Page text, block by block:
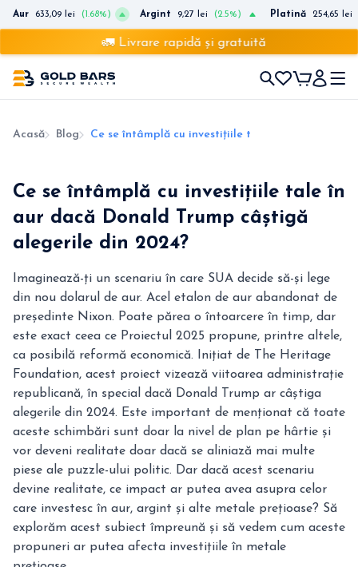
Aur 633,09 lei (1.68%) Argint 9,27 lei (2.5%) Platină 254,65 lei
🚛 Livrare rapidă și gratuită
Acasă Blog Ce se întâmplă cu investițiile tale în aur dacă
Ce se întâmplă cu investițiile tale în
aur dacă Donald Trump câștigă
alegerile din 2024?
Imaginează-ți un scenariu în care SUA decide să-și lege
din nou dolarul de aur. Acel etalon de aur abandonat de
președinte Nixon. Poate părea o întoarcere în timp, dar
este exact ceea ce Proiectul 2025 propune, printre altele,
ca posibilă reformă economică. Inițiat de The Heritage
Foundation, acest proiect vizează viitoarea administrație
republicană, în special dacă Donald Trump ar câștiga
alegerile din 2024. Este important de menționat că toate
aceste schimbări sunt doar la nivel de plan pe hârtie și
vor deveni realitate doar dacă se aliniază mai multe
piese ale puzzle-ului politic. Dar dacă acest scenariu
devine realitate, ce impact ar putea avea asupra celor
care investesc în aur, argint și alte metale prețioase? Să
explorăm acest subiect împreună și să vedem cum aceste
propuneri ar putea afecta investițiile în metale